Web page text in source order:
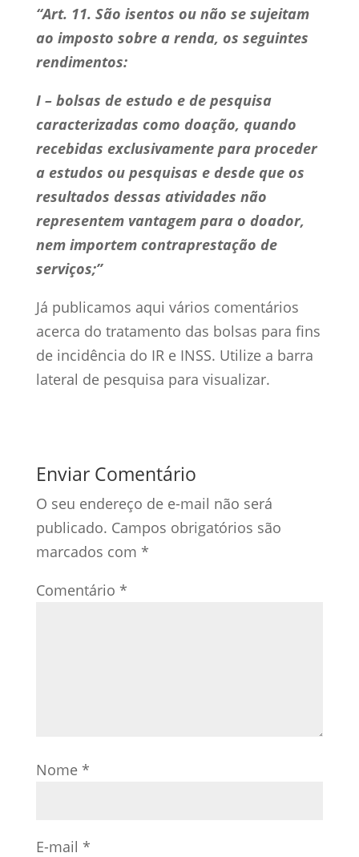
“Art. 11. São isentos ou não se sujeitam
ao imposto sobre a renda, os seguintes
rendimentos:
I – bolsas de estudo e de pesquisa
caracterizadas como doação, quando
recebidas exclusivamente para proceder
a estudos ou pesquisas e desde que os
resultados dessas atividades não
representem vantagem para o doador,
nem importem contraprestação de
serviços;”
Já publicamos aqui vários comentários
acerca do tratamento das bolsas para fins
de incidência do IR e INSS. Utilize a barra
lateral de pesquisa para visualizar.
Enviar Comentário
O seu endereço de e-mail não será
publicado. Campos obrigatórios são
marcados com *
Comentário *
Nome *
E-mail *